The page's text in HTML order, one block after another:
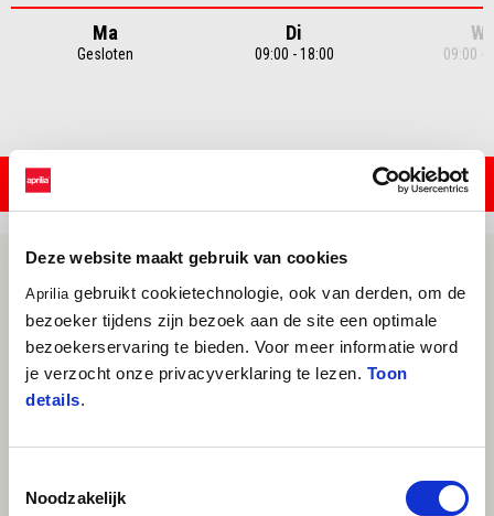
Deze website maakt gebruik van cookies
Aprilia gebruikt cookietechnologie, ook van derden, om de
bezoeker tijdens zijn bezoek aan de site een optimale
bezoekerservaring te bieden. Voor meer informatie word
je verzocht onze privacyverklaring te lezen. Toon
details.
Noodzakelijk
Ma
Gesloten
Di
09:00 - 18:00
Wo
09:00 -